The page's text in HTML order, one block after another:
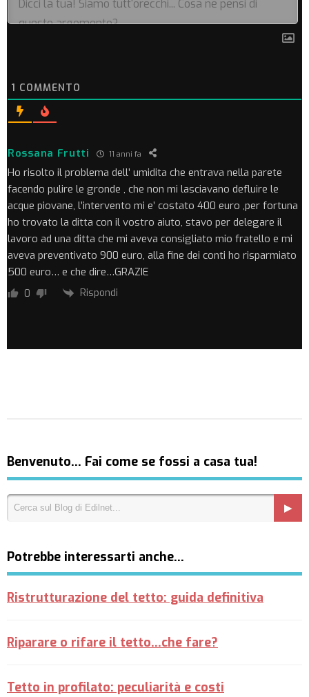
1 COMMENTO
Rossana Frutti 11 anni fa
Ho risolto il problema dell’ umidita che entrava nella parete
facendo pulire le gronde , che non mi lasciavano defluire le
acque piovane, l’intervento mi e’ costato 400 euro ,per fortuna
ho trovato la ditta con il vostro aiuto, stavo per delegare il
lavoro ad una ditta che mi aveva consigliato mio fratello e mi
aveva preventivato 900 euro, alla fine dei conti ho risparmiato
500 euro… e che dire…GRAZIE
0 Rispondi
Benvenuto… Fai come se fossi a casa tua!
Potrebbe interessarti anche…
Ristrutturazione del tetto: guida definitiva
Riparare o rifare il tetto...che fare?
Tetto in profilato: peculiarità e costi